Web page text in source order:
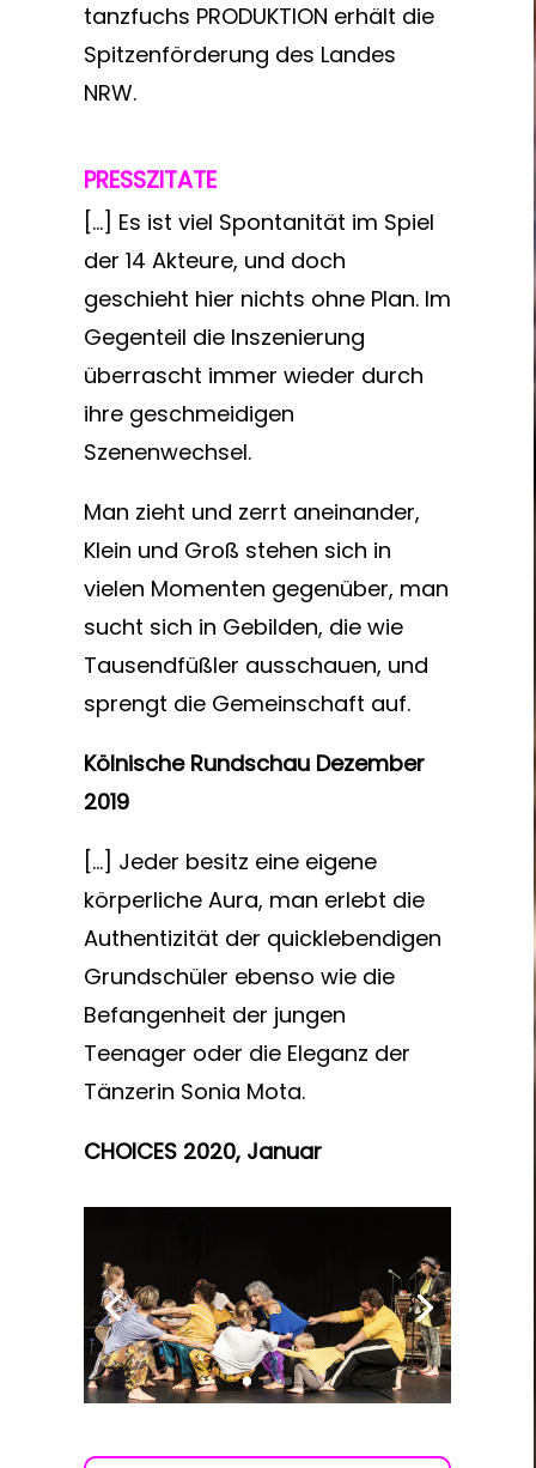
tanzfuchs PRODUKTION erhält die
Spitzenförderung des Landes
NRW.
PRESSZITATE
[…] Es ist viel Spontanität im Spiel
der 14 Akteure, und doch
geschieht hier nichts ohne Plan. Im
Gegenteil die Inszenierung
überrascht immer wieder durch
ihre geschmeidigen
Szenenwechsel.
Man zieht und zerrt aneinander,
Klein und Groß stehen sich in
vielen Momenten gegenüber, man
sucht sich in Gebilden, die wie
Tausendfüßler ausschauen, und
sprengt die Gemeinschaft auf.
Kölnische Rundschau Dezember
2019
[…] Jeder besitz eine eigene
körperliche Aura, man erlebt die
Authentizität der quicklebendigen
Grundschüler ebenso wie die
Befangenheit der jungen
Teenager oder die Eleganz der
Tänzerin Sonia Mota.
CHOICES 2020, Januar